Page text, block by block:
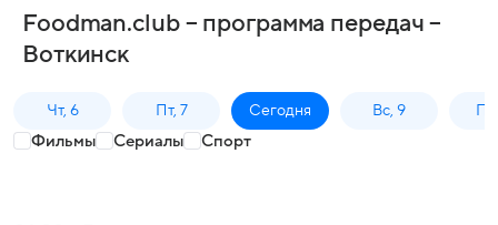
Foodman.club – программа передач –
Воткинск
Чт, 6 Пт, 7 Сегодня Вс, 9
Фильмы Сериалы Спорт